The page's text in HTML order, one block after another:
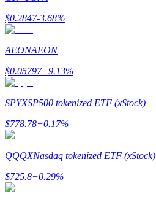
กลยุทธ์การซื้อขาย
$0.2847-3.68%
AEONAEON
$0.05797+9.13%
SPYXSP500 tokenized ETF (xStock)
$778.78+0.17%
QQQXNasdaq tokenized ETF (xStock)
$725.8+0.29%